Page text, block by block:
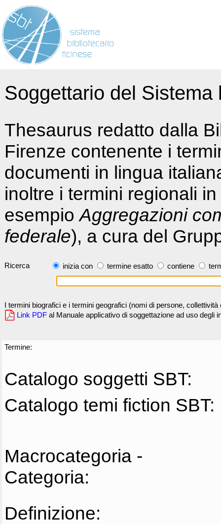
Soggettario del
Thesaurus redatto dalla
Firenze contenente i
documenti in lingua
inoltre i termini regionali
esempioAggregazioni
federale), a cura del
Ricerca inizia con termine esatto contiene
I termini biografici e i termini geografici (nomi di persone,
Link PDF al Manuale applicativo di soggettazione ad uso degli
Termine:
Catalogo soggetti SBT:
Catalogo temi fiction SBT:
Macrocategoria -
Categoria:
Definizione: